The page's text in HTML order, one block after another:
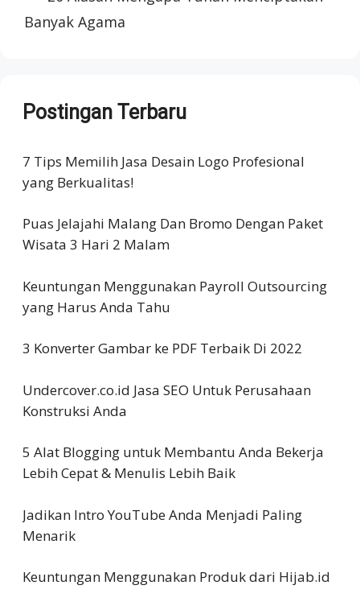
Banyak Agama
Postingan Terbaru
7 Tips Memilih Jasa Desain Logo Profesional
yang Berkualitas!
Puas Jelajahi Malang Dan Bromo Dengan Paket
Wisata 3 Hari 2 Malam
Keuntungan Menggunakan Payroll Outsourcing
yang Harus Anda Tahu
3 Konverter Gambar ke PDF Terbaik Di 2022
Undercover.co.id Jasa SEO Untuk Perusahaan
Konstruksi Anda
5 Alat Blogging untuk Membantu Anda Bekerja
Lebih Cepat & Menulis Lebih Baik
Jadikan Intro YouTube Anda Menjadi Paling
Menarik
Keuntungan Menggunakan Produk dari Hijab.id